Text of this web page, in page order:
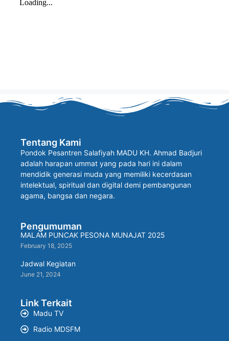
Tentang Kami
Pondok Pesantren Salafiyah MADU KH. Ahmad Badjuri
adalah harapan ummat yang pada hari ini dalam
mendidik generasi muda yang memiliki kecerdasan
intelektual, spiritual dan digital demi pembangunan
agama, bangsa dan negara.
Pengumuman
MALAM PUNCAK PESONA MUNAJAT 2025
February 18, 2025
Jadwal Kegiatan
June 21, 2024
Link Terkait
Madu TV
Radio MDSFM